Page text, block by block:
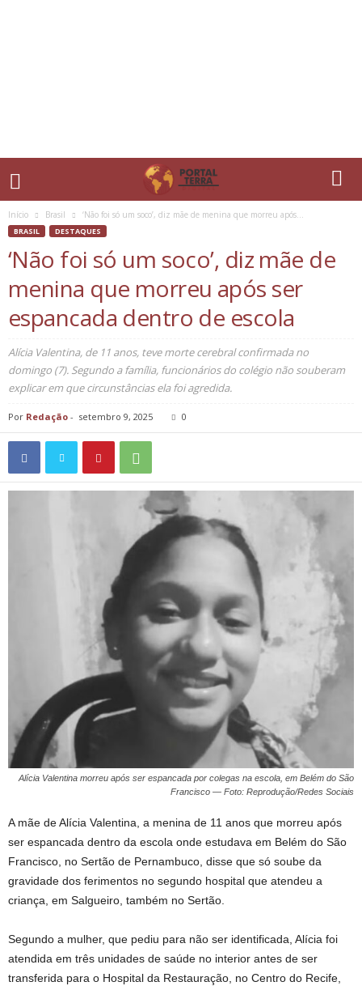
Início Brasil ‘Não foi só um soco’, diz mãe de menina que morreu após...
BRASIL DESTAQUES
‘Não foi só um soco’, diz mãe de
menina que morreu após ser
espancada dentro de escola
Alícia Valentina, de 11 anos, teve morte cerebral confirmada no
domingo (7). Segundo a família, funcionários do colégio não souberam
explicar em que circunstâncias ela foi agredida.
Por Redação - setembro 9, 2025 0
Alícia Valentina morreu após ser espancada por colegas na escola, em Belém do São
Francisco — Foto: Reprodução/Redes Sociais
A mãe de Alícia Valentina, a menina de 11 anos que morreu após
ser espancada dentro da escola onde estudava em Belém do São
Francisco, no Sertão de Pernambuco, disse que só soube da
gravidade dos ferimentos no segundo hospital que atendeu a
criança, em Salgueiro, também no Sertão.
Segundo a mulher, que pediu para não ser identificada, Alícia foi
atendida em três unidades de saúde no interior antes de ser
transferida para o Hospital da Restauração, no Centro do Recife,